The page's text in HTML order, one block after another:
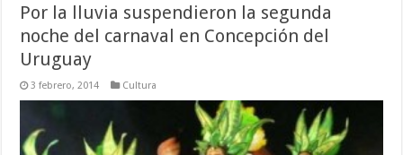
Por la lluvia suspendieron la segunda
noche del carnaval en Concepción del
Uruguay
3 febrero, 2014 Cultura